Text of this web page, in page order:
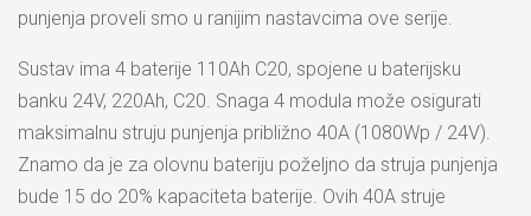
punjenja proveli smo u ranijim nastavcima ove serije.
Sustav ima 4 baterije 110Ah C20, spojene u baterijsku
banku 24V, 220Ah, C20. Snaga 4 modula može osigurati
maksimalnu struju punjenja približno 40A (1080Wp / 24V).
Znamo da je za olovnu bateriju poželjno da struja punjenja
bude 15 do 20% kapaciteta baterije. Ovih 40A struje